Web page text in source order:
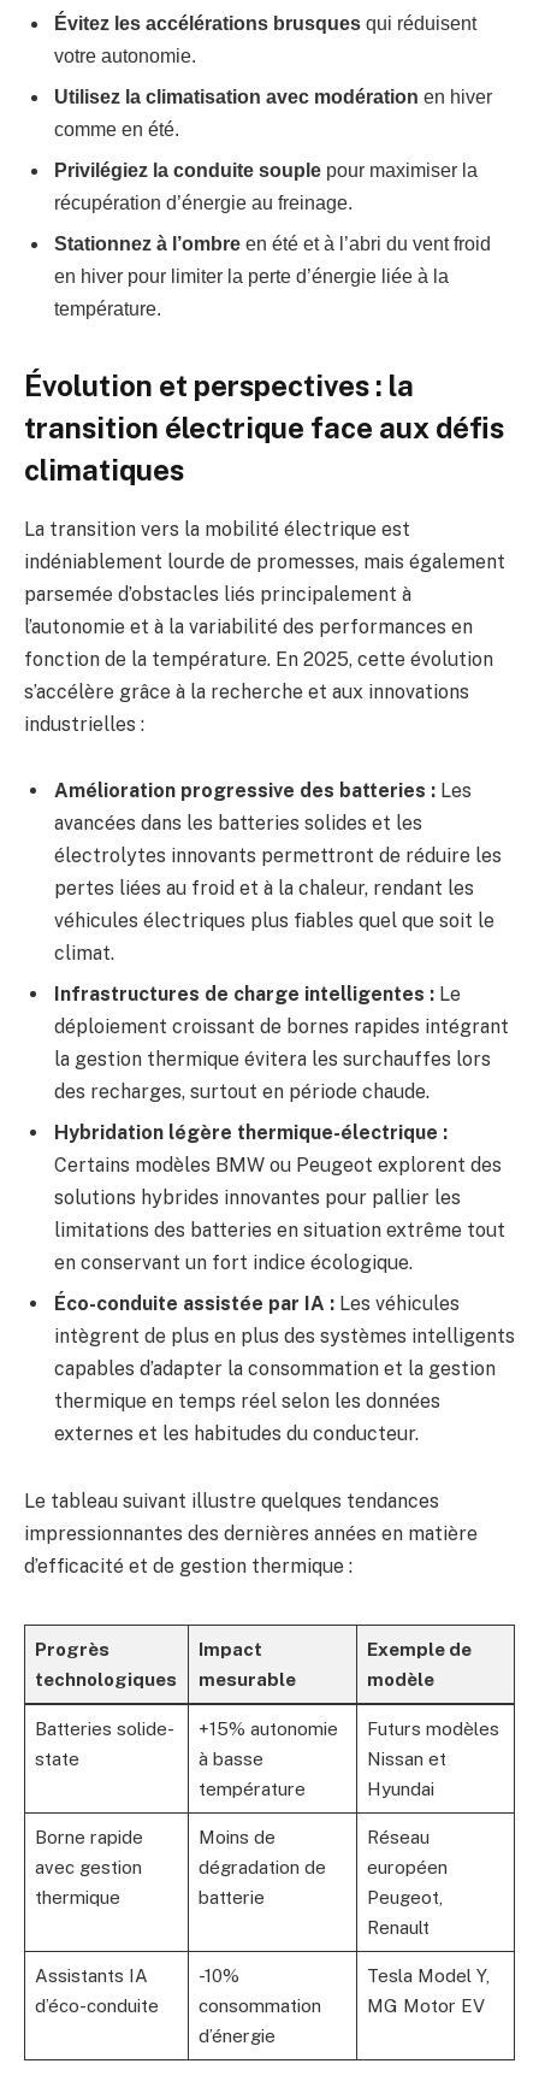
Évitez les accélérations brusques qui réduisent
votre autonomie.
Utilisez la climatisation avec modération en hiver
comme en été.
Privilégiez la conduite souple pour maximiser la
récupération d’énergie au freinage.
Stationnez à l’ombre en été et à l’abri du vent froid
en hiver pour limiter la perte d’énergie liée à la
température.
Évolution et perspectives : la
transition électrique face aux défis
climatiques
La transition vers la mobilité électrique est
indéniablement lourde de promesses, mais également
parsemée d’obstacles liés principalement à
l’autonomie et à la variabilité des performances en
fonction de la température. En 2025, cette évolution
s’accélère grâce à la recherche et aux innovations
industrielles :
Amélioration progressive des batteries : Les
avancées dans les batteries solides et les
électrolytes innovants permettront de réduire les
pertes liées au froid et à la chaleur, rendant les
véhicules électriques plus fiables quel que soit le
climat.
Infrastructures de charge intelligentes : Le
déploiement croissant de bornes rapides intégrant
la gestion thermique évitera les surchauffes lors
des recharges, surtout en période chaude.
Hybridation légère thermique-électrique :
Certains modèles BMW ou Peugeot explorent des
solutions hybrides innovantes pour pallier les
limitations des batteries en situation extrême tout
en conservant un fort indice écologique.
Éco-conduite assistée par IA : Les véhicules
intègrent de plus en plus des systèmes intelligents
capables d’adapter la consommation et la gestion
thermique en temps réel selon les données
externes et les habitudes du conducteur.
Le tableau suivant illustre quelques tendances
impressionnantes des dernières années en matière
d’efficacité et de gestion thermique :
Progrès
technologiques
Impact
mesurable
Exemple de
modèle
Batteries solide-
state
+15% autonomie
à basse
température
Futurs modèles
Nissan et
Hyundai
Borne rapide
avec gestion
thermique
Moins de
dégradation de
batterie
Réseau
européen
Peugeot,
Renault
Assistants IA
d’éco-conduite
-10%
consommation
d’énergie
Tesla Model Y,
MG Motor EV